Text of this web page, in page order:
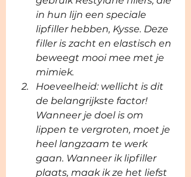
in hun lijn een speciale
lipfiller hebben, Kysse. Deze
filler is zacht en elastisch en
beweegt mooi mee met je
mimiek.
Hoeveelheid: wellicht is dit
de belangrijkste factor!
Wanneer je doel is om
lippen te vergroten, moet je
heel langzaam te werk
gaan. Wanneer ik lipfiller
plaats, maak ik ze het liefst